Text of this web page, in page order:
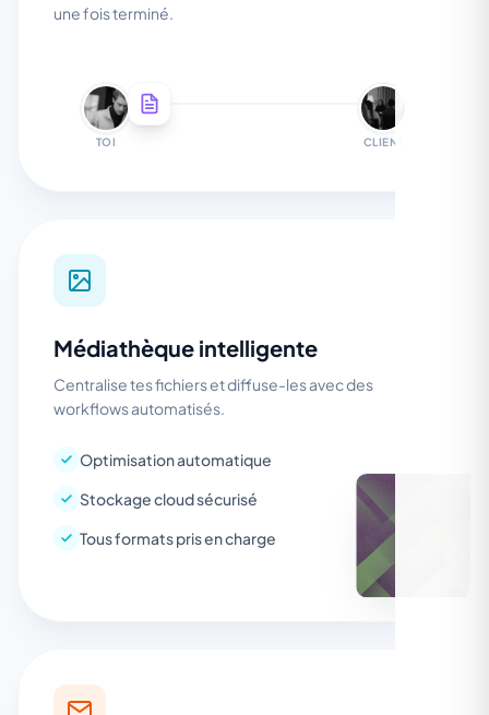
une fois terminé.
TOI CLIENT
Médiathèque intelligente
Centralise tes fichiers et diffuse-les avec des
workflows automatisés.
Optimisation automatique
Stockage cloud sécurisé
Tous formats pris en charge